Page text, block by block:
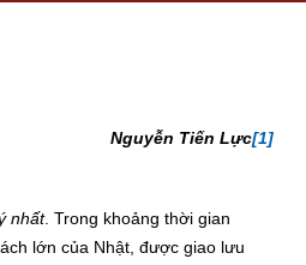
Nguyễn Tiến Lực[1]
nhất. Trong khoảng thời gian
lớn của Nhật, được giao lưu